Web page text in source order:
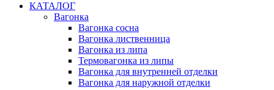
КАТАЛОГ
Вагонка
Вагонка сосна
Вагонка лиственница
Вагонка из липа
Термовагонка из липы
Вагонка для внутренней отделки
Вагонка для наружной отделки